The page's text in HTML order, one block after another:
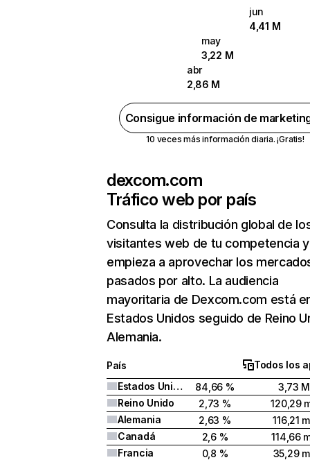
jun
4,41 M
may
3,22 M
abr
2,86 M
Consigue información de
10 veces más información diaria. ¡Gratis!
dexcom.com
Tráfico web por país
Consulta la distribución global de
visitantes web de tu competencia y
empieza a aprovechar los
pasados por alto. La audiencia
mayoritaria de Dexcom.com está
Estados Unidos seguido de Reino
Alemania.
País
Todos los
Estados Unidos
84,66 %
3,73 M
Reino Unido
2,73 %
120,29
Alemania
2,63 %
116,21
Canadá
2,6 %
114,66
Francia
0,8 % 35,29